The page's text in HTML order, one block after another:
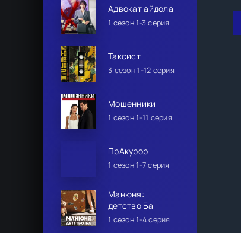
Адвокат айдола
1 сезон 1-3 серия
Таксист
3 сезон 1-12 серия
Мошенники
1 сезон 1-11 серия
ПрАкурор
1 сезон 1-7 серия
Манюня:
детство Ба
1 сезон 1-4 серия